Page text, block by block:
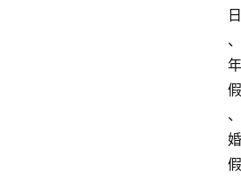
日
、
年
假
、
婚
假